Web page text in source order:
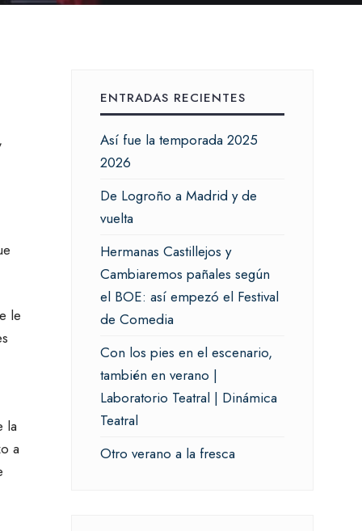
le
la
a
ENTRADAS RECIENTES
Así fue la temporada 2025
2026
De Logroño a Madrid y de
vuelta
Hermanas Castillejos y
Cambiaremos pañales según
el BOE: así empezó el Festival
de Comedia
Con los pies en el escenario,
también en verano |
Laboratorio Teatral | Dinámica
Teatral
Otro verano a la fresca